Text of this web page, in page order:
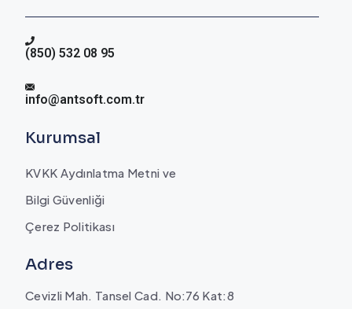
(850) 532 08 95
info@antsoft.com.tr
Kurumsal
KVKK Aydınlatma Metni ve
Bilgi Güvenliği
Çerez Politikası
Adres
Cevizli Mah. Tansel Cad. No:76 Kat:8